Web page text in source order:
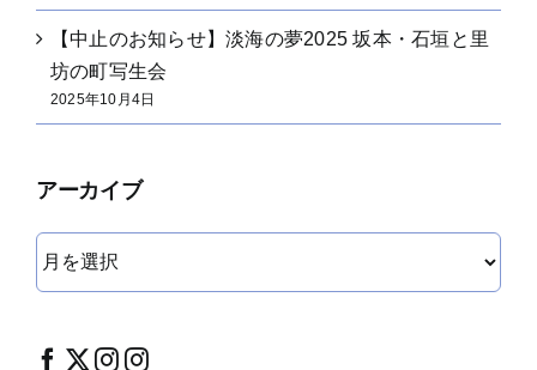
【中止のお知らせ】淡海の夢2025 坂本・石垣と里
坊の町写生会
2025年10月4日
アーカイブ
イ